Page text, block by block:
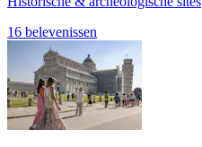
16 belevenissen